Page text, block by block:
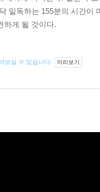
일독하는 155분의 시간이
하게 될 것이다.
보실 수 있습니다. 미리보기